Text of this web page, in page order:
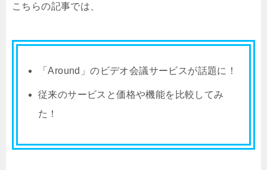
こちらの記事では、
「Around」のビデオ会議サービスが話題に！
従来のサービスと価格や機能を比較してみ
た！